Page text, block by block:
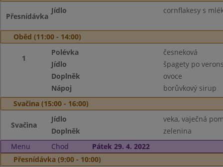
Přesnídávka
Jídlo cornflakesy s
Oběd (11:00 - 14:00)
1
Polévka
česneková
Jídlo
špagety po
Doplněk
ovoce
Nápoj
borůvkový sirup
Svačina (15:00 - 16:00)
Svačina
Jídlo
veka, vaječná
Doplněk
zelenina
Menu
Chod
Pátek 29. 4. 2022
Přesnídávka (9:00 - 10:00)